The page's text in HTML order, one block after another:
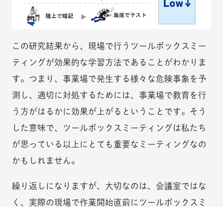
この研究結果から、現場で行うツールボックスミー
ティングが効果的な学習方法であることがわかりま
す。つまり、事業場で発生する様々な危険事象を予
測し、適切に対処するためには、事業場で教育を行
う方がはるかに効果が上がるということです。そう
した意味で、ツールボックスミーティングは私たち
が思っている以上にとても重要なミーティングなの
かもしれません。
繰り返しになりますが、大切なのは、会議室ではな
く、実際の現場で作業開始直前にツールボックスミ